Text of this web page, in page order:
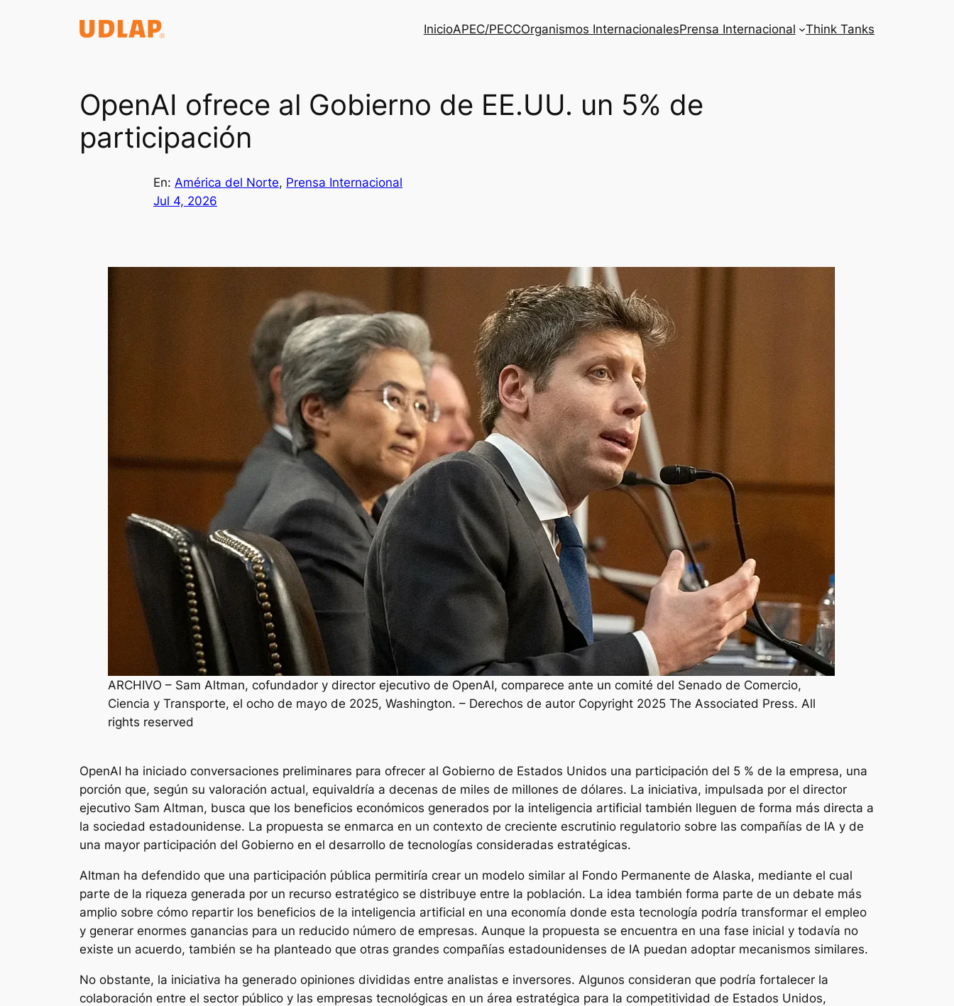
InicioAPEC/PECCOrganismos InternacionalesPrensa Internacional Think Tanks
OpenAI ofrece al Gobierno de EE.UU. un 5% de
participación
En: América del Norte, Prensa Internacional
Jul 4, 2026
ARCHIVO – Sam Altman, cofundador y director ejecutivo de OpenAI, comparece ante un comité del Senado de Comercio,
Ciencia y Transporte, el ocho de mayo de 2025, Washington. – Derechos de autor Copyright 2025 The Associated Press. All
rights reserved
OpenAI ha iniciado conversaciones preliminares para ofrecer al Gobierno de Estados Unidos una participación del 5 % de la empresa, una
porción que, según su valoración actual, equivaldría a decenas de miles de millones de dólares. La iniciativa, impulsada por el director
ejecutivo Sam Altman, busca que los beneficios económicos generados por la inteligencia artificial también lleguen de forma más directa a
la sociedad estadounidense. La propuesta se enmarca en un contexto de creciente escrutinio regulatorio sobre las compañías de IA y de
una mayor participación del Gobierno en el desarrollo de tecnologías consideradas estratégicas.
Altman ha defendido que una participación pública permitiría crear un modelo similar al Fondo Permanente de Alaska, mediante el cual
parte de la riqueza generada por un recurso estratégico se distribuye entre la población. La idea también forma parte de un debate más
amplio sobre cómo repartir los beneficios de la inteligencia artificial en una economía donde esta tecnología podría transformar el empleo
y generar enormes ganancias para un reducido número de empresas. Aunque la propuesta se encuentra en una fase inicial y todavía no
existe un acuerdo, también se ha planteado que otras grandes compañías estadounidenses de IA puedan adoptar mecanismos similares.
No obstante, la iniciativa ha generado opiniones divididas entre analistas e inversores. Algunos consideran que podría fortalecer la
colaboración entre el sector público y las empresas tecnológicas en un área estratégica para la competitividad de Estados Unidos,